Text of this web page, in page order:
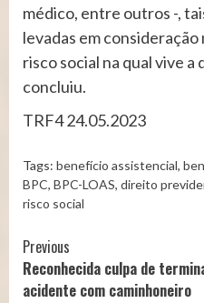
médico, entre outros -,
levadas em consideração
risco social na qual vive a
concluiu.
TRF4 24.05.2023
Tags: benefício assistencial,
BPC, BPC-LOAS, direito
risco social
Continue
Reading
Previous
Reconhecida culpa de
acidente com caminhoneiro